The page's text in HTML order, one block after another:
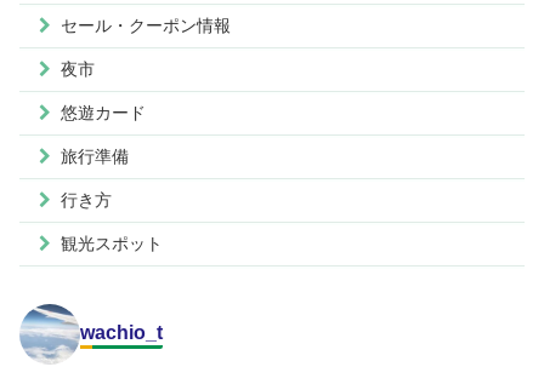
セール・クーポン情報
夜市
悠遊カード
旅行準備
行き方
観光スポット
wachio_t